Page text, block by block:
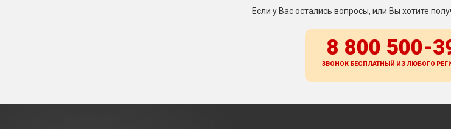
Если у Вас остались вопросы, или Вы хотите
8 800 500-
ЗВОНОК БЕСПЛАТНЫЙ ИЗ ЛЮБОГО